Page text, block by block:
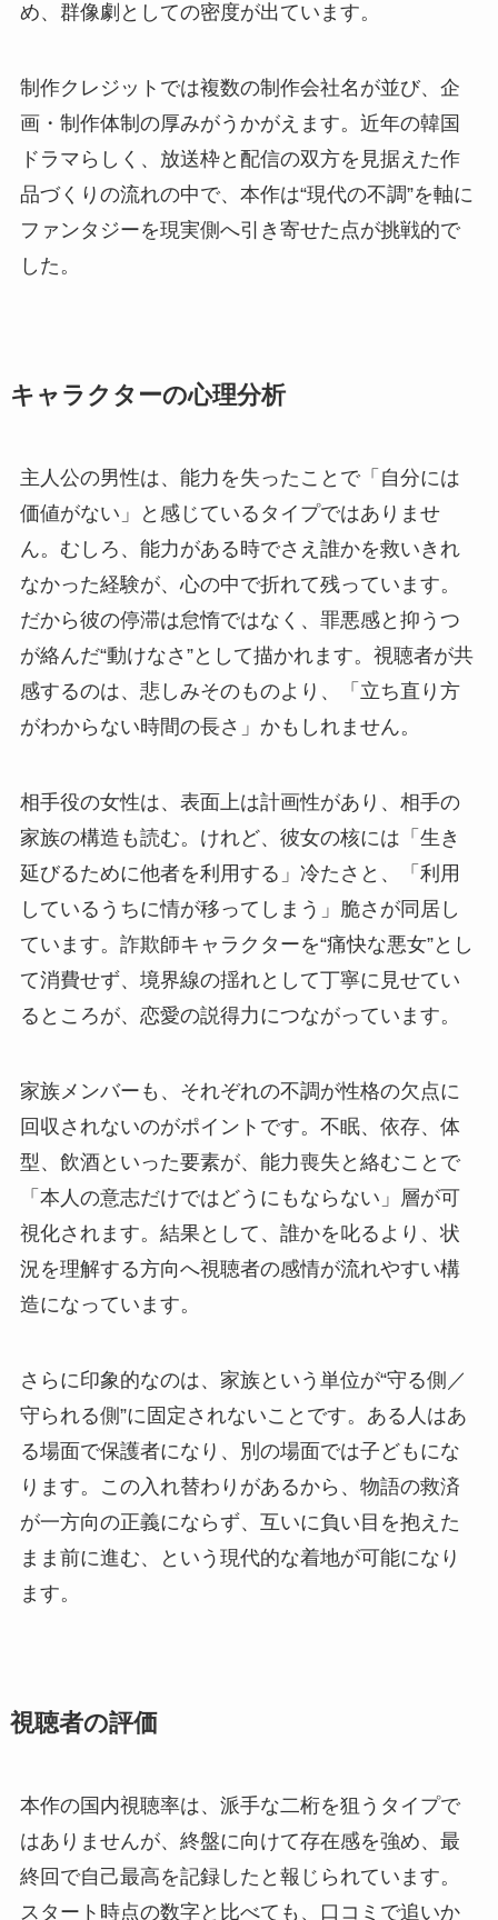
め、群像劇としての密度が出ています。
制作クレジットでは複数の制作会社名が並び、企
画・制作体制の厚みがうかがえます。近年の韓国
ドラマらしく、放送枠と配信の双方を見据えた作
品づくりの流れの中で、本作は“現代の不調”を軸に
ファンタジーを現実側へ引き寄せた点が挑戦的で
した。
キャラクターの心理分析
主人公の男性は、能力を失ったことで「自分には
価値がない」と感じているタイプではありませ
ん。むしろ、能力がある時でさえ誰かを救いきれ
なかった経験が、心の中で折れて残っています。
だから彼の停滞は怠惰ではなく、罪悪感と抑うつ
が絡んだ“動けなさ”として描かれます。視聴者が共
感するのは、悲しみそのものより、「立ち直り方
がわからない時間の長さ」かもしれません。
相手役の女性は、表面上は計画性があり、相手の
家族の構造も読む。けれど、彼女の核には「生き
延びるために他者を利用する」冷たさと、「利用
しているうちに情が移ってしまう」脆さが同居し
ています。詐欺師キャラクターを“痛快な悪女”とし
て消費せず、境界線の揺れとして丁寧に見せてい
るところが、恋愛の説得力につながっています。
家族メンバーも、それぞれの不調が性格の欠点に
回収されないのがポイントです。不眠、依存、体
型、飲酒といった要素が、能力喪失と絡むことで
「本人の意志だけではどうにもならない」層が可
視化されます。結果として、誰かを叱るより、状
況を理解する方向へ視聴者の感情が流れやすい構
造になっています。
さらに印象的なのは、家族という単位が“守る側／
守られる側”に固定されないことです。ある人はあ
る場面で保護者になり、別の場面では子どもにな
ります。この入れ替わりがあるから、物語の救済
が一方向の正義にならず、互いに負い目を抱えた
まま前に進む、という現代的な着地が可能になり
ます。
視聴者の評価
本作の国内視聴率は、派手な二桁を狙うタイプで
はありませんが、終盤に向けて存在感を強め、最
終回で自己最高を記録したと報じられています。
スタート時点の数字と比べても、口コミで追いか